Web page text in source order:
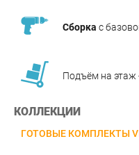
Сборка с
Подъём на этаж
КОЛЛЕКЦИИ
ГОТОВЫЕ КОМПЛЕКТЫ